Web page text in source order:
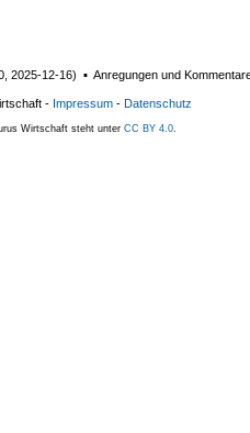
2025-12-16) ▪ Anregungen und
- Impressum - Datenschutz
Wirtschaft steht unter CC BY 4.0